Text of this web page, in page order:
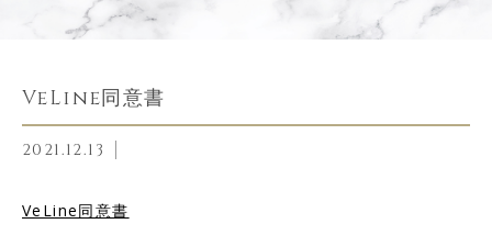
VeLine同意書
2021.12.13
VeLine同意書